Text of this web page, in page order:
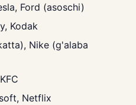
Ford (asoschi)
Kodak
Nike (g'alaba
Netflix